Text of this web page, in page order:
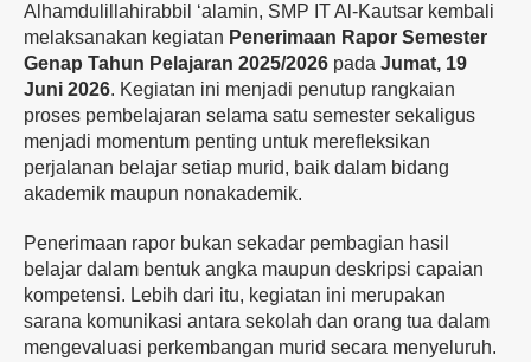
Alhamdulillahirabbil ‘alamin, SMP IT Al-Kautsar kembali
melaksanakan kegiatan Penerimaan Rapor Semester
Genap Tahun Pelajaran 2025/2026 pada Jumat, 19
Juni 2026. Kegiatan ini menjadi penutup rangkaian
proses pembelajaran selama satu semester sekaligus
menjadi momentum penting untuk merefleksikan
perjalanan belajar setiap murid, baik dalam bidang
akademik maupun nonakademik.
Penerimaan rapor bukan sekadar pembagian hasil
belajar dalam bentuk angka maupun deskripsi capaian
kompetensi. Lebih dari itu, kegiatan ini merupakan
sarana komunikasi antara sekolah dan orang tua dalam
mengevaluasi perkembangan murid secara menyeluruh.